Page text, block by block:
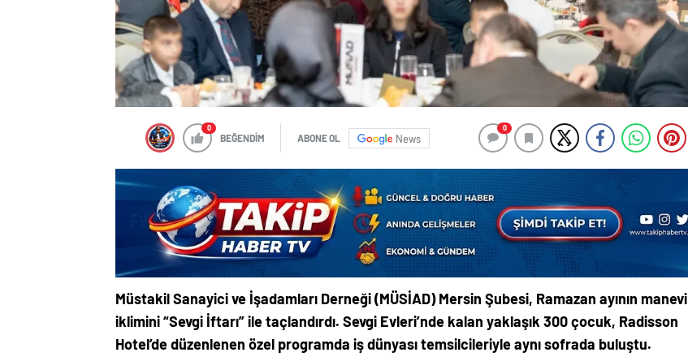
0
BEĞENDİM ABONE OL News
0
Müstakil Sanayici ve İşadamları Derneği (MÜSİAD) Mersin Şubesi, Ramazan ayının manevi
iklimini “Sevgi İftarı” ile taçlandırdı. Sevgi Evleri’nde kalan yaklaşık 300 çocuk, Radisson
Hotel’de düzenlenen özel programda iş dünyası temsilcileriyle aynı sofrada buluştu.